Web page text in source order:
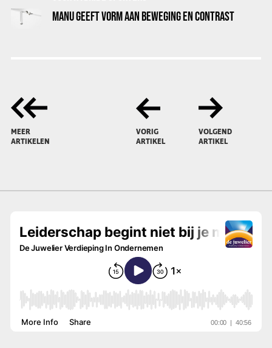
MANU GEEFT VORM AAN BEWEGING EN CONTRAST
MEER
ARTIKELEN
VORIG
ARTIKEL
VOLGEND
ARTIKEL